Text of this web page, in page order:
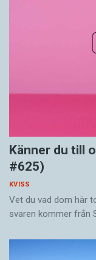
Känner du till
#625)
KVISS
Vet du vad dom här
svaren kommer från